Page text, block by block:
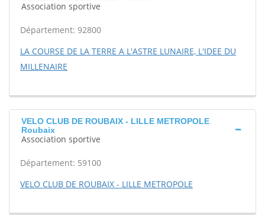
Association sportive
Département: 92800
LA COURSE DE LA TERRE A L'ASTRE LUNAIRE, L'IDEE DU
MILLENAIRE
VELO CLUB DE ROUBAIX - LILLE METROPOLE
Roubaix
Association sportive
Département: 59100
VELO CLUB DE ROUBAIX - LILLE METROPOLE